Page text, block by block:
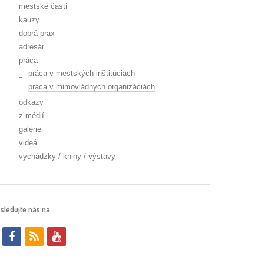
mestské časti
kauzy
dobrá prax
adresár
práca
práca v mestských inštitúciach
práca v mimovládnych organizáciách
odkazy
z médií
galérie
videá
vychádzky / knihy / výstavy
sledujte nás na
f
r
y